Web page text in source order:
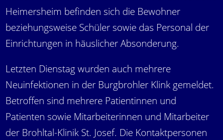
Heimersheim befinden sich die Bewohner
beziehungsweise Schüler sowie das Personal der
Einrichtungen in häuslicher Absonderung.
Letzten Dienstag wurden auch mehrere
Neuinfektionen in der Burgbrohler Klink gemeldet.
Betroffen sind mehrere Patientinnen und
Patienten sowie Mitarbeiterinnen und Mitarbeiter
der Brohltal-Klinik St. Josef. Die Kontaktpersonen